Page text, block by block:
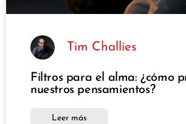
Tim Challies
Filtros para el alma: ¿cómo
nuestros pensamientos?
Leer más